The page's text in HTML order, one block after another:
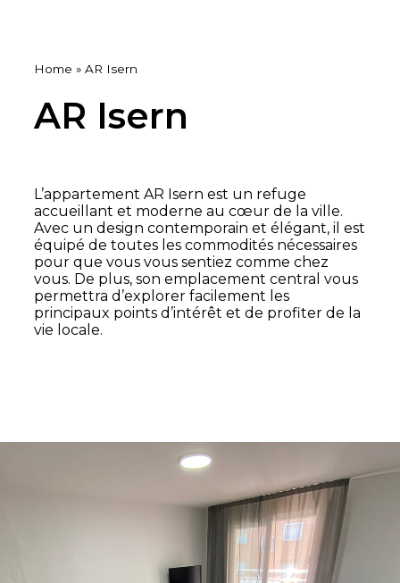
Home » AR Isern
AR Isern
L’appartement AR Isern est un refuge
accueillant et moderne au cœur de la ville.
Avec un design contemporain et élégant, il est
équipé de toutes les commodités nécessaires
pour que vous vous sentiez comme chez
vous. De plus, son emplacement central vous
permettra d’explorer facilement les
principaux points d’intérêt et de profiter de la
vie locale.